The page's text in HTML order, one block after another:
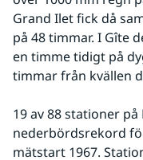
Grand Ilet fick då
på 48 timmar. I Gîte
en timme tidigt på
timmar från kvällen
19 av 88 stationer
nederbördsrekord
mätstart 1967.